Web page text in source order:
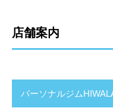
店舗案内
パーソナルジム